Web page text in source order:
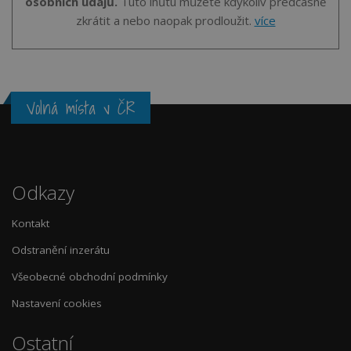
zkrátit a nebo naopak prodloužit. více
Volná místa v ČR
Odkazy
Kontakt
Odstranění inzerátu
Všeobecné obchodní podmínky
Nastavení cookies
Ostatní